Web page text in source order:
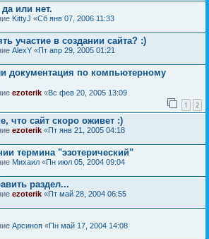
или нет.
KittyJ «Сб янв 07, 2006 11:33
участие в создании сайта? :)
AlexY «Пт апр 29, 2005 01:21
документация по компьютерному
ezoterik «Вс фев 20, 2005 13:09
1 2
что сайт скоро оживет :)
ezoterik «Пт янв 21, 2005 04:18
термина "эзотерический"
Михаил «Пн июл 05, 2004 09:04
раздел...
ezoterik «Пт май 28, 2004 06:55
Арсиноя «Пн май 17, 2004 14:08